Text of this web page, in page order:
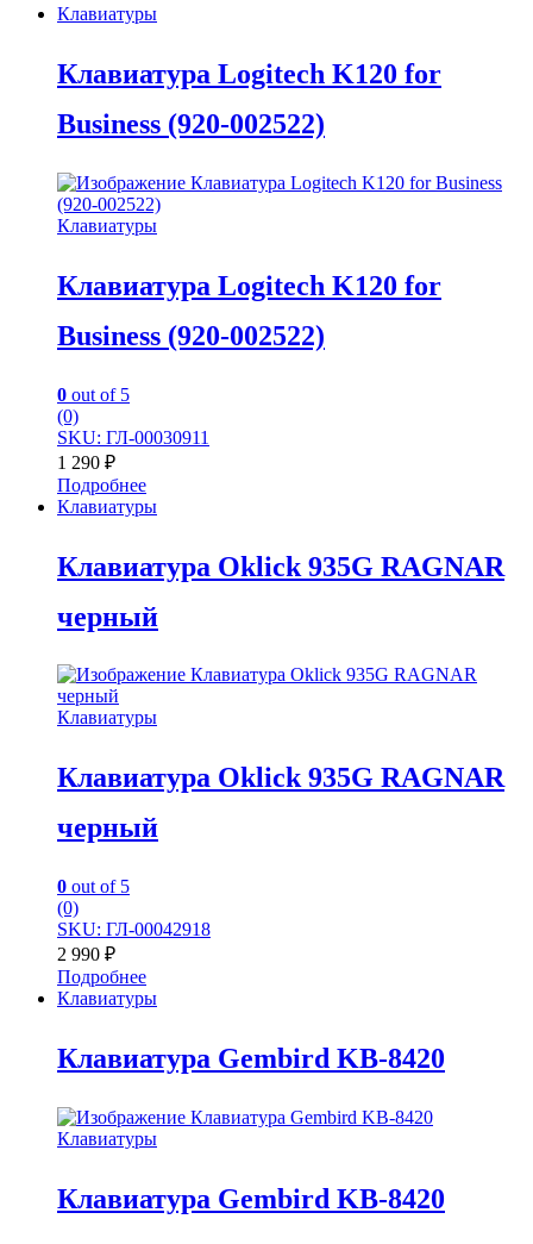
Клавиатуры
Клавиатура Logitech K120 for
Business (920-002522)
Клавиатуры
Клавиатура Logitech K120 for
Business (920-002522)
0 out of 5
(0)
SKU: ГЛ-00030911
1 290 ₽
Подробнее
Клавиатуры
Клавиатура Oklick 935G RAGNAR
черный
Клавиатуры
Клавиатура Oklick 935G RAGNAR
черный
0 out of 5
(0)
SKU: ГЛ-00042918
2 990 ₽
Подробнее
Клавиатуры
Клавиатура Gembird KB-8420
Клавиатуры
Клавиатура Gembird KB-8420